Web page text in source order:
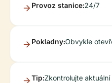
Provoz stanice:24/7
Pokladny:Obvykle
Tip:Zkontrolujte